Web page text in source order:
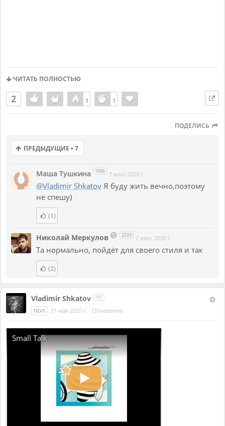
ЧИТАТЬ ПОЛНОСТЬЮ
2 11 11
ПОДЕЛИСЬ
ПРЕДЫДУЩИЕ • 7
Маша Тушкина 1086 7 июл. 2020 г.
@Vladimir Shkatov Я буду жить вечно,поэтому
не спешу)
(1)
Николай Меркулов 2223 7 июл. 2020 г.
Та нормально, пойдёт для своего стиля и так
(2)
Vladimir Shkatov 161
ПОП 31 мая 2020 г. · Обновлено
Small Talk